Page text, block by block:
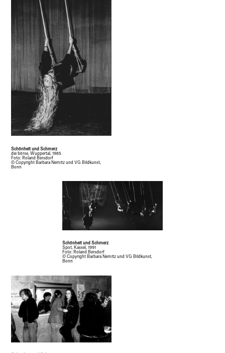
Schönheit und Schmerz
die börse, Wuppertal, 1985
Foto: Roland Bersdorf
© Copyright Barbara Nemitz und VG Bildkunst,
Bonn
Schönheit und Schmerz
Spot, Kassel, 1991
Foto: Roland Bersdorf
© Copyright Barbara Nemitz und VG Bildkunst,
Bonn